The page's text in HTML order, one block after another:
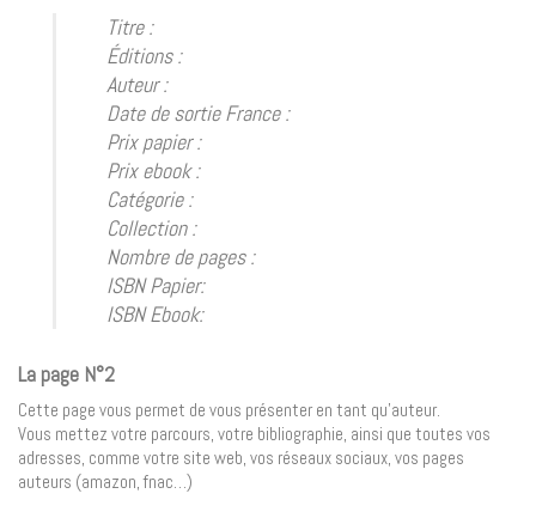
Titre :
Éditions :
Auteur :
Date de sortie France :
Prix papier :
Prix ebook :
Catégorie :
Collection :
Nombre de pages :
ISBN Papier:
ISBN Ebook:
La page N°2
Cette page vous permet de vous présenter en tant qu’auteur.
Vous mettez votre parcours, votre bibliographie, ainsi que toutes vos
adresses, comme votre site web, vos réseaux sociaux, vos pages
auteurs (amazon, fnac…)